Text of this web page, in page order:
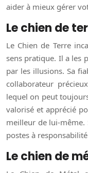
aider à mieux gérer
Le chien de
Le Chien de Terre
sens pratique. Il a les
par les illusions. Sa
collaborateur
lequel on peut
valorisé et apprécié
meilleur de lui-même.
postes à
Le chien de